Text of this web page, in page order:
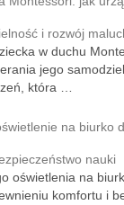
i rozwój
w duchu
jego
która …
na biurko
nauki
oświetlenia na
komfortu i